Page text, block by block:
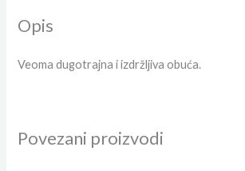
Opis
Veoma dugotrajna i izdržljiva obuća.
Povezani proizvodi